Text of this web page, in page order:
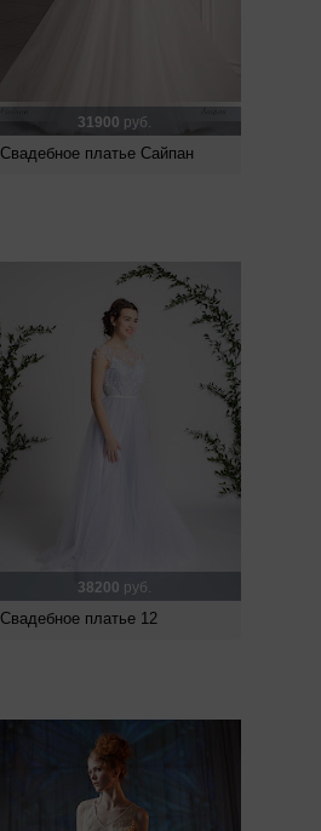
31900 руб.
Свадебное платье Сайпан
38200 руб.
Свадебное платье 12